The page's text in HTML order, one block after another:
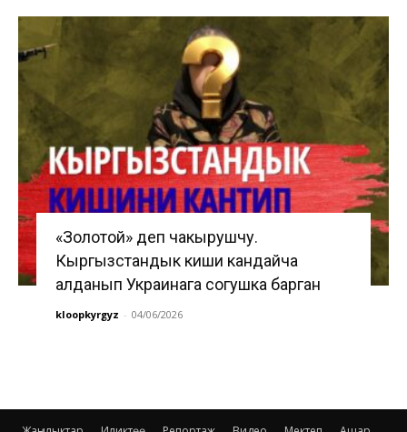
«Золотой» деп чакырушчу.
Кыргызстандык киши кандайча
алданып Украинага согушка барган
kloopkyrgyz - 04/06/2026